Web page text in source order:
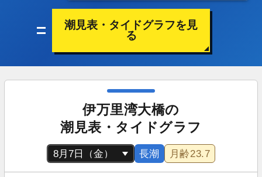
潮見表・タイドグラフを見
る
伊万里湾大橋の
潮見表・タイドグラフ
長潮 月齢23.7